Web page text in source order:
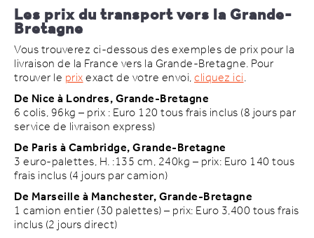
Les prix du transport vers la Grande-
Bretagne
Vous trouverez ci-dessous des exemples de prix pour la
livraison de la France vers la Grande-Bretagne. Pour
trouver leprixexact de votre envoi,cliquez ici.
De Nice à Londres, Grande-Bretagne
6 colis, 96kg – prix : Euro 120 tous frais inclus (8 jours par
service de livraison express)
De Paris à Cambridge, Grande-Bretagne
3 euro-palettes, H. :135 cm, 240kg – prix: Euro 140 tous
frais inclus (4 jours par camion)
De Marseille à Manchester, Grande-Bretagne
1 camion entier (30 palettes) – prix: Euro 3,400 tous frais
inclus (2 jours direct)